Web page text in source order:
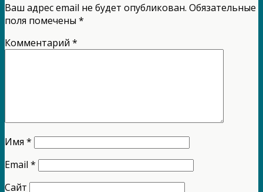
Ваш адрес email не будет опубликован. Обязательные
поля помечены *
Комментарий *
Имя *
Email *
Сайт